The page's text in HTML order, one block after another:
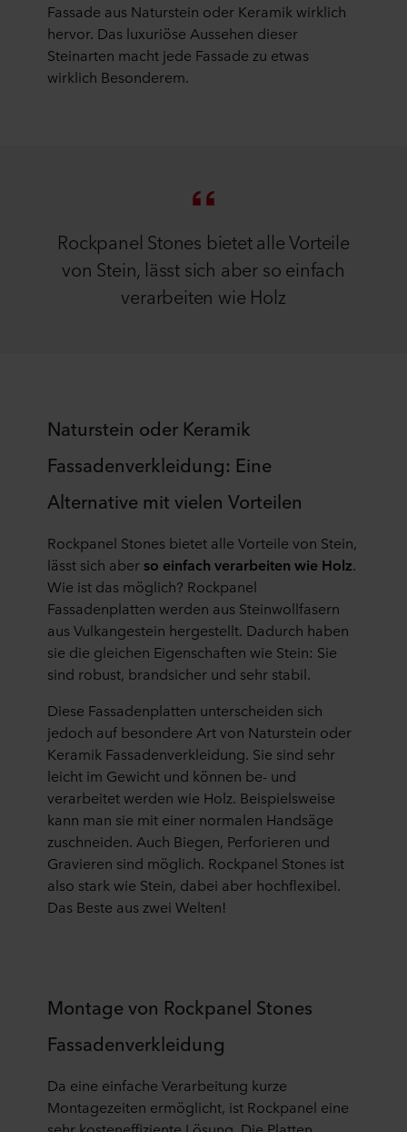
Fassade aus Naturstein oder Keramik wirklich
hervor. Das luxuriöse Aussehen dieser
Steinarten macht jede Fassade zu etwas
wirklich Besonderem.
Rockpanel Stones bietet alle Vorteile
von Stein, lässt sich aber so einfach
verarbeiten wie Holz
Naturstein oder Keramik
Fassadenverkleidung: Eine
Alternative mit vielen Vorteilen
Rockpanel Stones bietet alle Vorteile von Stein,
lässt sich aberso einfach verarbeiten wie Holz.
Wie ist das möglich? Rockpanel
Fassadenplatten werden aus Steinwollfasern
aus Vulkangestein hergestellt. Dadurch haben
sie die gleichen Eigenschaften wie Stein: Sie
sind robust, brandsicher und sehr stabil.
Diese Fassadenplatten unterscheiden sich
jedoch auf besondere Art von Naturstein oder
Keramik Fassadenverkleidung. Sie sind sehr
leicht im Gewicht und können be- und
verarbeitet werden wie Holz. Beispielsweise
kann man sie mit einer normalen Handsäge
zuschneiden. Auch Biegen, Perforieren und
Gravieren sind möglich. Rockpanel Stones ist
also stark wie Stein, dabei aber hochflexibel.
Das Beste aus zwei Welten!
Montage von Rockpanel Stones
Fassadenverkleidung
Da eine einfache Verarbeitung kurze
Montagezeiten ermöglicht, ist Rockpanel eine